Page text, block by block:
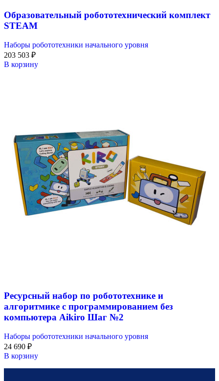
Образовательный робототехнический комплект
STEAM
Наборы робототехники начального уровня
203 503 ₽
В корзину
Ресурсный набор по робототехнике и
алгоритмике с программированием без
компьютера Aikiro Шаг №2
Наборы робототехники начального уровня
24 690 ₽
В корзину